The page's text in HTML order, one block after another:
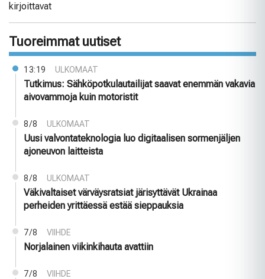
kirjoittavat
Tuoreimmat uutiset
13:19 ULKOMAAT
Tutkimus: Sähköpotkulautailijat saavat enemmän vakavia
aivovammoja kuin motoristit
8/8 ULKOMAAT
Uusi valvontateknologia luo digitaalisen sormenjäljen
ajoneuvon laitteista
8/8 ULKOMAAT
Väkivaltaiset värväysratsiat järisyttävät Ukrainaa
perheiden yrittäessä estää sieppauksia
7/8 VIIHDE
Norjalainen viikinkihauta avattiin
7/8 VIIHDE